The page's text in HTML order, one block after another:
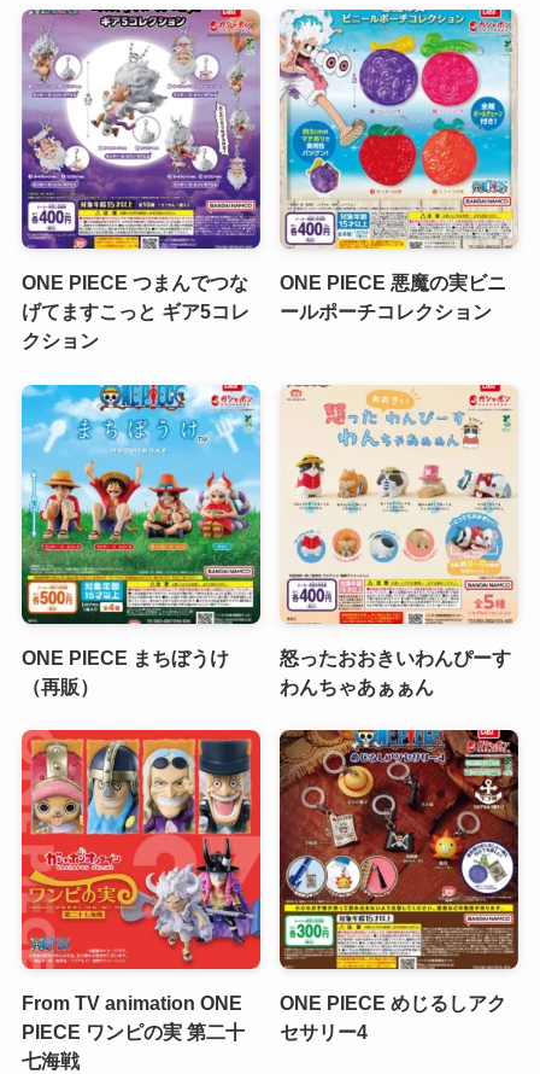
ONE PIECE つまんでつな
げてますこっと ギア5コレ
クション
ONE PIECE 悪魔の実ビニ
ールポーチコレクション
ONE PIECE まちぼうけ
（再販）
怒ったおおきいわんぴーす
わんちゃあぁぁん
From TV animation ONE
PIECE ワンピの実 第二十
七海戦
ONE PIECE めじるしアク
セサリー4